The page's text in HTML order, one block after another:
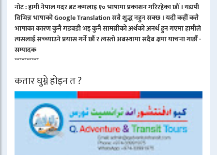
नोट : हामी नेपाल मदर डट कमलाइ १० भाषामा प्रकाशन गरिरहेका छौं । यद्यपी
विभिन्न भाषाको Google Translation सबै शुद्ध नहुन सक्छ । यदी कहीं कतै
भाषाका कारण कुनै गडबडी भइ कुनै सामग्रीको अर्थको अनर्थ हुन गएमा हामीले
त्यसलाई सच्च्याउने प्रयास गर्ने छौं र त्यस्तो अबस्थामा सदैब क्षमा याचना गर्छौं -
सम्पादक
**********
कतार घुम्ने होइन त ?